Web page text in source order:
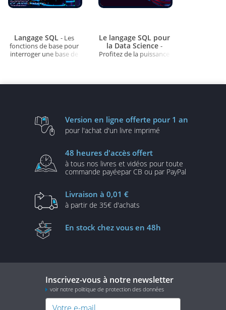
Langage SQL - Les
fonctions de base pour
interroger une base de
Le langage SQL pour
la Data Science -
Profitez de la puissance
Version en ligne offerte pour 1 an
pour l'achat d'un livre imprimé
48 heures d'accès offert
à tous nos livres et vidéos pour toute
commande payéepar CB ou par PayPal
Livraison à 0,01 €
à partir de 35€ d'achats
En stock chez vous en 48h
Inscrivez-vous à notre newsletter
voir notre politique de protection des données